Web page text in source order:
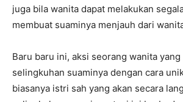
juga bila wanita dapat melakukan
membuat suaminya menjauh dari
Baru baru ini, aksi seorang wanita
selingkuhan suaminya dengan cara
biasanya istri sah yang akan secara